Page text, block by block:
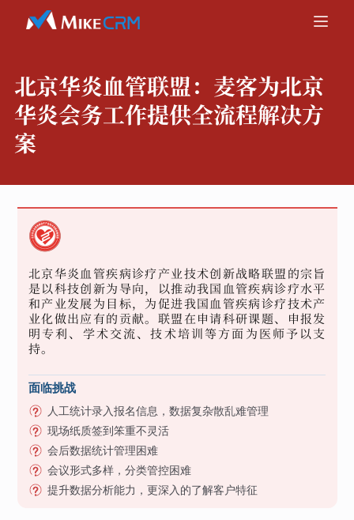
北京华炎血管联盟： 麦客为北京
华炎会务工作提供全流程解决方
案
北京华炎血管疾病诊疗产业技术创新战略联盟的宗旨
是以科技创新为导向，以推动我国血管疾病诊疗水平
和产业发展为目标，为促进我国血管疾病诊疗技术产
业化做出应有的贡献。联盟在申请科研课题、申报发
明专利、学术交流、技术培训等方面为医师予以支
持。
面临挑战
人工统计录入报名信息，数据复杂散乱难管理
现场纸质签到笨重不灵活
会后数据统计管理困难
会议形式多样，分类管控困难
提升数据分析能力，更深入的了解客户特征